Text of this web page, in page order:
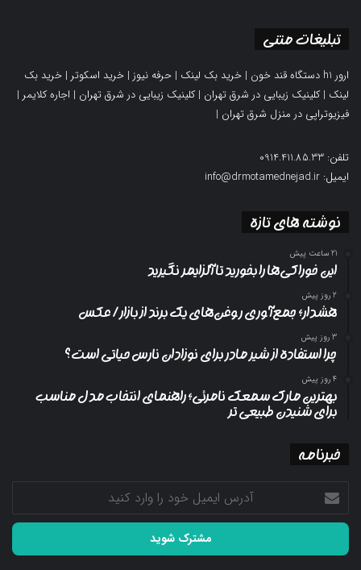
تبلیغات متنی
ارور h1 دستگاه قند خون | خرید بک لینک | حرفه نیوز | خرید اسکوتر | خرید بک
لینک |کلینیک زیبایی در شرق تهران |کلینیک زیبایی در شرق تهران | اجاره کلایمر |
فیزیوتراپی در منزل شرق تهران |
تلفن: 0914.411.85.33
ایمیل: info@drmotamednejad.ir
نوشته های تازه
21 ساعت پیش
این خوراکی‌ها را بخورید تا آلزایمر نگیرید
2 روز پیش
هشدار؛ جمع‌آوری روغن‌های یک برند از بازار/ عکس
3 روز پیش
چرا استفاده از شیر مادر برای نوزادان نارس حیاتی است؟
4 روز پیش
بهترین مارک سمعک نامرئی؛ راهنمای انتخاب مدل مناسب
برای شنیدن طبیعی تر
خبرنامه
آدرس
ایمیل
خود
وارد